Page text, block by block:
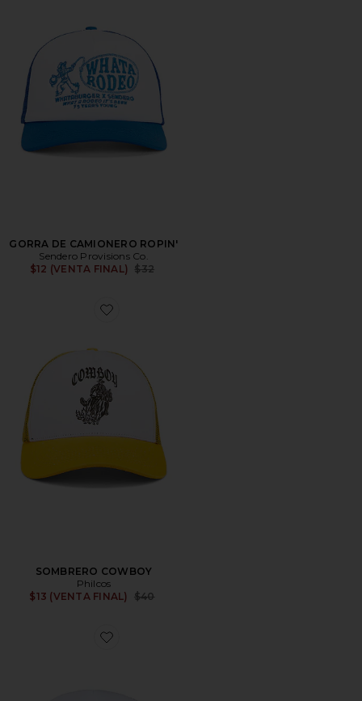
GORRA DE CAMIONERO ROPIN'
Sendero Provisions Co.
$12 (VENTA FINAL)
Previous price:
$32
Favorite SOMBRERO COWBOY
SOMBRERO COWBOY
Philcos
$13 (VENTA FINAL)
Previous price:
$40
Favorite GORRA EASY DOES IT